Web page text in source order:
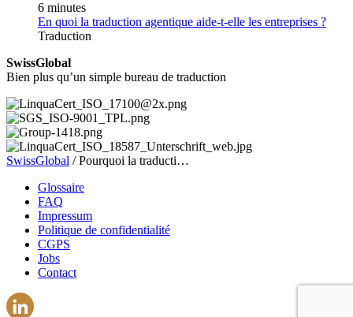
6 minutes
En quoi la traduction agentique aide-t-elle les entreprises ?
Traduction
SwissGlobal
Bien plus qu’un simple bureau de traduction
SwissGlobal /Pourquoi la traducti…
Glossaire
FAQ
Impressum
Politique de confidentialité
CGPS
Jobs
Contact